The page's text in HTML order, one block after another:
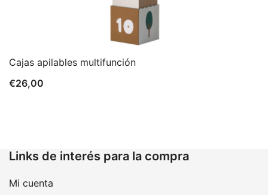
Cajas apilables multifunción
€26,00
Links de interés para la compra
Mi cuenta